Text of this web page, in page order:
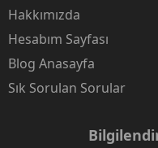
Hakkımızda
Hesabım Sayfası
Blog Anasayfa
Sık Sorulan Sorular